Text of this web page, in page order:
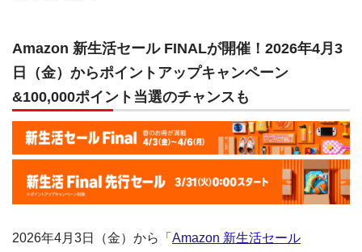
Amazon 新生活セール FINALが開催！2026年4月3
日（金）からポイントアップキャンペーン
&100,000ポイント当選のチャンスも
2026年4月3日（金）から「 Amazon 新生活セール